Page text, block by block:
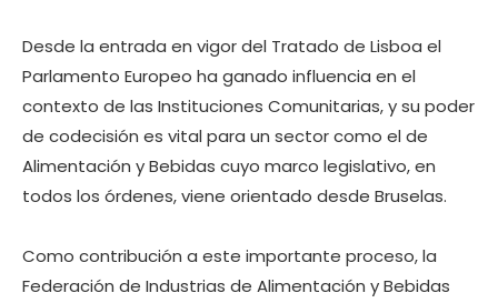
Desde la entrada en vigor del Tratado de Lisboa el
Parlamento Europeo ha ganado influencia en el
contexto de las Instituciones Comunitarias, y su poder
de codecisión es vital para un sector como el de
Alimentación y Bebidas cuyo marco legislativo, en
todos los órdenes, viene orientado desde Bruselas.
Como contribución a este importante proceso, la
Federación de Industrias de Alimentación y Bebidas